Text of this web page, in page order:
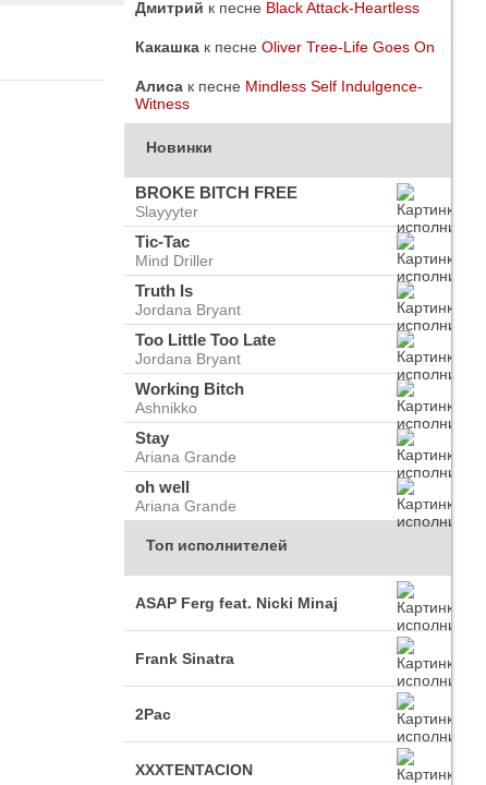
Дмитрий к песне Black Attack-Heartless
Какашка к песне Oliver Tree-Life Goes On
Алиса к песне Mindless Self Indulgence-
Witness
Новинки
BROKE BITCH FREE
Slayyyter
Tic-Tac
Mind Driller
Truth Is
Jordana Bryant
Too Little Too Late
Jordana Bryant
Working Bitch
Ashnikko
Stay
Ariana Grande
oh well
Ariana Grande
Топ исполнителей
ASAP Ferg feat. Nicki Minaj
Frank Sinatra
2Pac
XXXTENTACION